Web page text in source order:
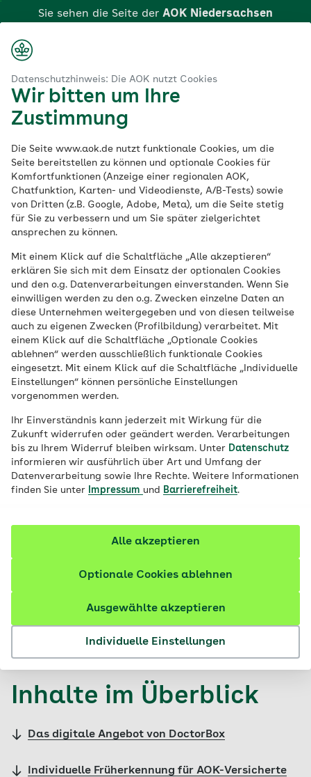
Datenschutzhinweis: Die AOK nutzt Cookies
Wir bitten um Ihre
Zustimmung
Die Seite www.aok.de nutzt funktionale Cookies, um die
Seite bereitstellen zu können und optionale Cookies für
Komfortfunktionen (Anzeige einer regionalen AOK,
Chatfunktion, Karten- und Videodienste, A/B-Tests) sowie
von Dritten (z.B. Google, Adobe, Meta), um die Seite stetig
für Sie zu verbessern und um Sie später zielgerichtet
ansprechen zu können.
Mit einem Klick auf die Schaltfläche „Alle akzeptieren“
erklären Sie sich mit dem Einsatz der optionalen Cookies
und den o.g. Datenverarbeitungen einverstanden. Wenn Sie
einwilligen werden zu den o.g. Zwecken einzelne Daten an
diese Unternehmen weitergegeben und von diesen teilweise
auch zu eigenen Zwecken (Profilbildung) verarbeitet. Mit
einem Klick auf die Schaltfläche „Optionale Cookies
ablehnen“ werden ausschließlich funktionale Cookies
eingesetzt. Mit einem Klick auf die Schaltfläche „Individuelle
Einstellungen“ können persönliche Einstellungen
vorgenommen werden.
Ihr Einverständnis kann jederzeit mit Wirkung für die
Zukunft widerrufen oder geändert werden. Verarbeitungen
bis zu Ihrem Widerruf bleiben wirksam. Unter Datenschutz
informieren wir ausführlich über Art und Umfang der
Datenverarbeitung sowie Ihre Rechte. Weitere Informationen
finden Sie unter
Impressum und Barrierefreiheit.
Individuelle Einstellungen
Ausgewählte akzeptieren
Optionale Cookies ablehnen
Alle akzeptieren
Hauptinhalt
springen
Sie sehen die Seite der AOK Niedersachsen
Klicken Sie hier, wenn Sie zu einer anderen AOK
wechseln möchten.
Digitale Darm­krebs­
früh­erkennungfür zu
Hause
Darmkrebs zählt zu den häufigsten
Krebserkrankungen in Deutschland. Wird
er frühzeitig erkannt, bestehen in der Regel
gute Behandlungsmöglichkeiten und hohe
Heilungschancen. Die Teilnahme an der
Früherkennung kann dazu beitragen,
gesundheitliche Risiken rechtzeitig zu
Inhalte im Überblick
Das digitale Angebot von DoctorBox
Individuelle Früherkennung für AOK-Versicherte